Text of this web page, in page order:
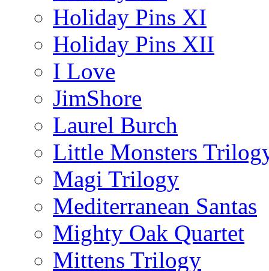
Holiday Pins XI
Holiday Pins XII
I Love
JimShore
Laurel Burch
Little Monsters
Magi Trilogy
Mediterranean Santas
Mighty Oak Quartet
Mittens Trilogy